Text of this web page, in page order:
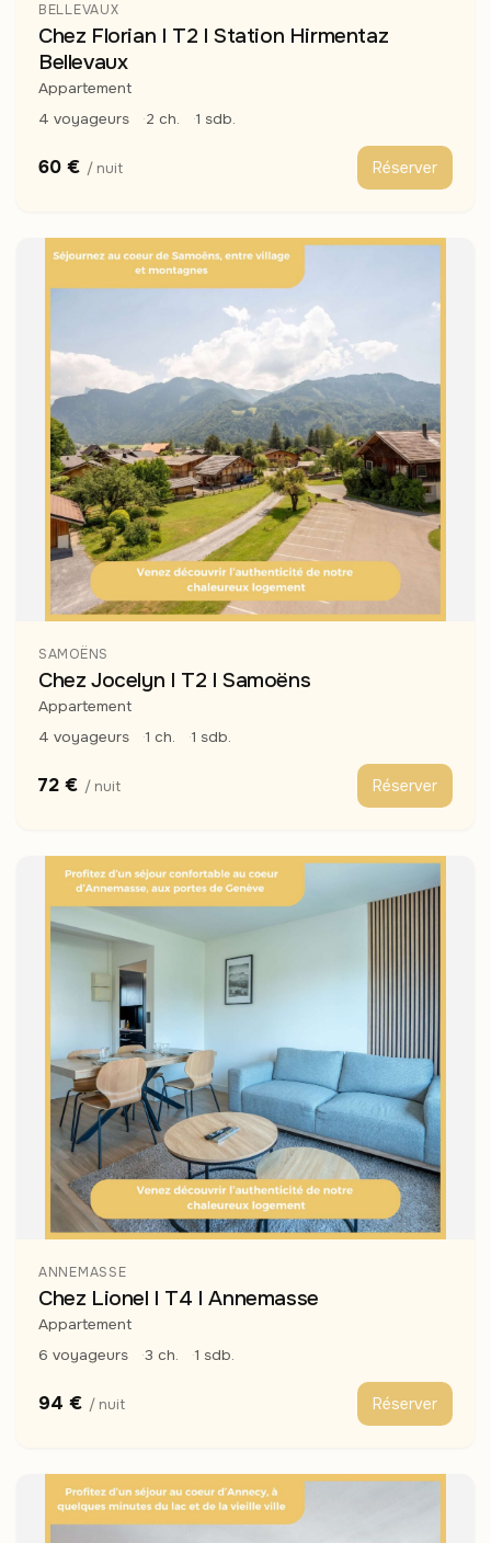
BELLEVAUX
Chez Florian I T2 I Station Hirmentaz
Bellevaux
Appartement
4 voyageurs
2 ch. 1 sdb.
60 € / nuit Réserver
SAMOËNS
Chez Jocelyn I T2 I Samoëns
Appartement
4 voyageurs
1 ch. 1 sdb.
72 € / nuit Réserver
ANNEMASSE
Chez Lionel I T4 I Annemasse
Appartement
6 voyageurs
3 ch. 1 sdb.
94 € / nuit Réserver